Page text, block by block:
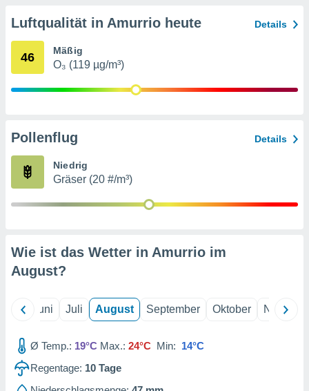
zur
der
durch
von
zur
Inhalten.
Luftqualität in Amurrio heute Details
46 Mäßig
O₃ (119 µg/m³)
Pollenflug Details
Niedrig
Gräser (20 #/m³)
Wie ist das Wetter in Amurrio im
August?
Juni Juli August September Oktober
Ø Temp.: 19°C Max.: 24°C Min: 14°C
Regentage: 10 Tage